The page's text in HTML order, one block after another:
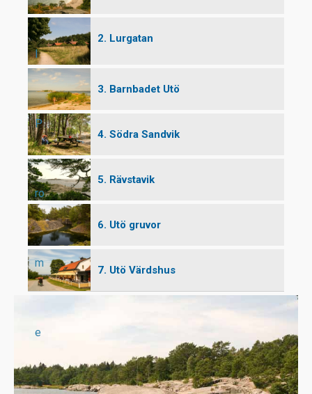
l
P
ro
m
e
2. Lurgatan
3. Barnbadet Utö
4. Södra Sandvik
5. Rävstavik
6. Utö gruvor
7. Utö Värdshus